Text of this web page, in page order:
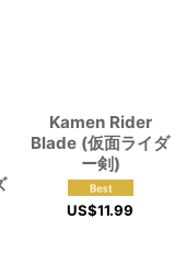
Kamen Rider
Blade (仮面ライダ
ー剣)
US$11.99